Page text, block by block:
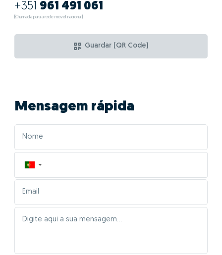
+351 961 491 061
(Chamada para a rede móvel nacional)
Guardar (QR Code)
Mensagem rápida
▼